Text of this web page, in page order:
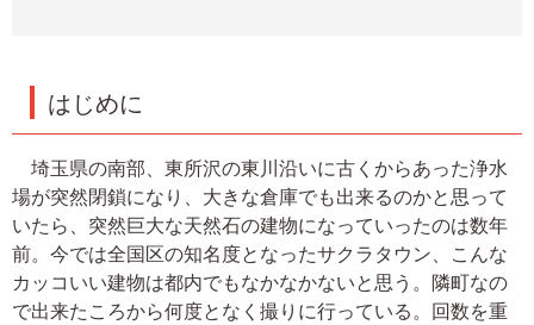
はじめに
埼玉県の南部、東所沢の東川沿いに古くからあった浄水
場が突然閉鎖になり、大きな倉庫でも出来るのかと思って
いたら、突然巨大な天然石の建物になっていったのは数年
前。今では全国区の知名度となったサクラタウン、こんな
カッコいい建物は都内でもなかなかないと思う。隣町なの
で出来たころから何度となく撮りに行っている。回数を重